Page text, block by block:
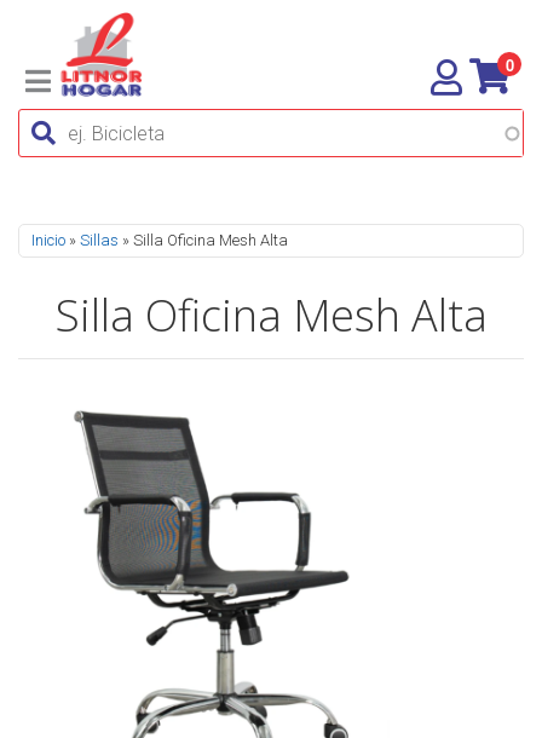
0
Se encuentra usted aquí
Inicio » Sillas » Silla Oficina Mesh Alta
Silla Oficina Mesh Alta